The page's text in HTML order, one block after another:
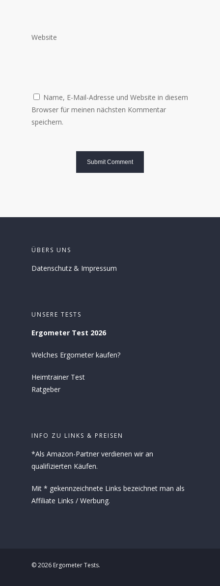
Website
Name, E-Mail-Adresse und Website in diesem
Browser für meinen nächsten Kommentar
speichern.
ÜBERS UNS
Datenschutz & Impressum
UNSERE TESTS
Ergometer Test 2026
Welches Ergometer kaufen?
Heimtrainer Test
Ratgeber
INFO ZU LINKS & PREISEN
*Als Amazon-Partner verdienen wir an
qualifizierten Käufen.
Mit * gekennzeichnete Links bezeichnet man als
Affiliate Links / Werbung.
© 2026 Ergometer Tests.